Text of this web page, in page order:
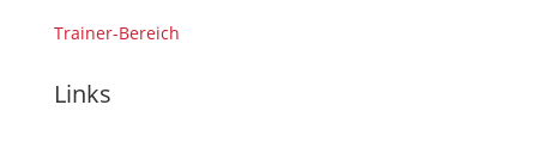
Trainer-Bereich
Links